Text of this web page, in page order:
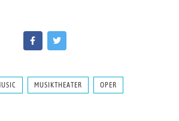
MUSIKTHEATER OPER